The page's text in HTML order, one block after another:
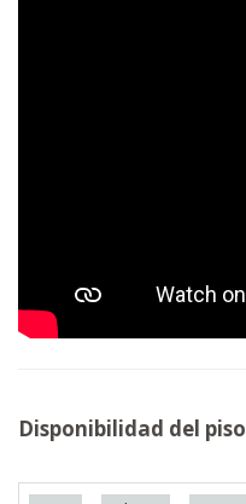
Disponibilidad del piso